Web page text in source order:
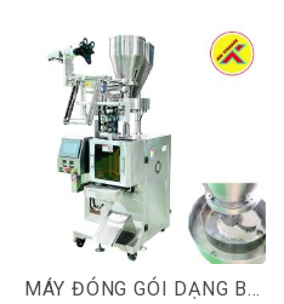
MÁY ĐÓNG GÓI DẠNG BỘT